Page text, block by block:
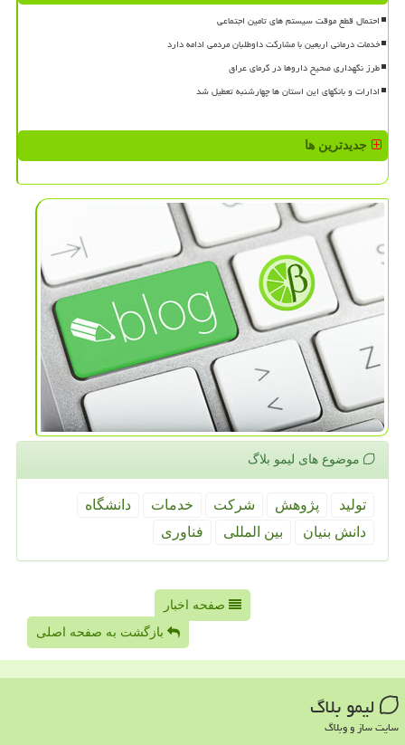
احتمال قطع موقت سیستم های تامین اجتماعی
خدمات درمانی اربعین با مشارکت داوطلبان مردمی ادامه دارد
طرز نگهداری صحیح داروها در گرمای عراق
ادارات و بانکهای این استان ها چهارشنبه تعطیل شد
جدیدترین ها
موضوع های لیمو بلاگ
تولید پژوهش شركت خدمات
دانشگاه
دانش بنیان
بین المللی فناوری
صفحه اخبار
بازگشت به صفحه اصلی
لیمو بلاگ
سایت ساز و وبلاگ